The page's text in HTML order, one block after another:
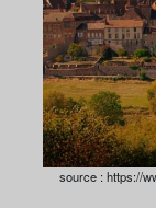
source : https://